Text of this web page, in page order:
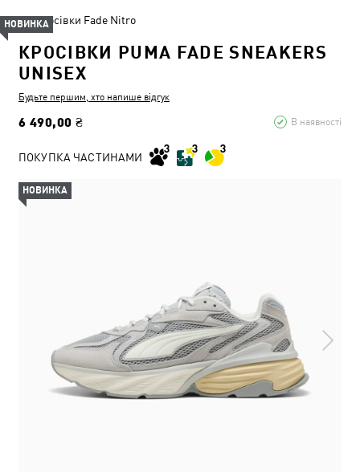
Кросівки Fade Nitro
КРОСІВКИ PUMA FADE SNEAKERS
UNISEX
Будьте першим, хто напише відгук
6 490,00 ₴ В наявності
НОВИНКА
ПОКУПКА ЧАСТИНАМИ
НОВИНКА